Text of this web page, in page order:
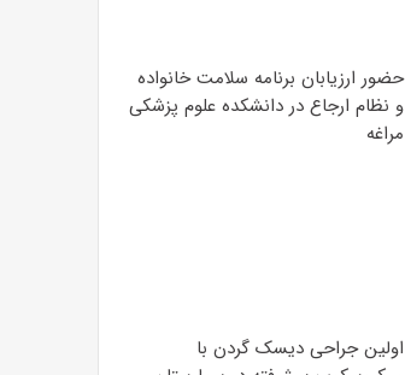
حضور ارزیابان برنامه سلامت خانواده
و نظام ارجاع در دانشکده علوم پزشکی
مراغه
اولین جراحی دیسک گردن با